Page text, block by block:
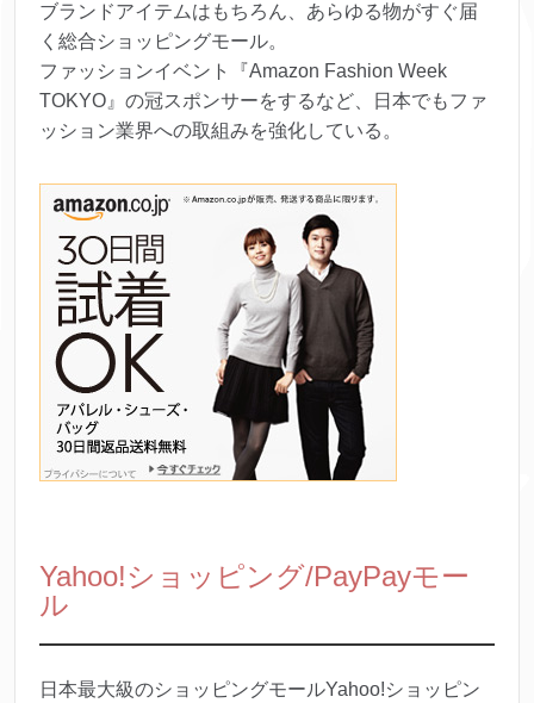
ブランドアイテムはもちろん、あらゆる物がすぐ届
く総合ショッピングモール。
ファッションイベント『Amazon Fashion Week
TOKYO』の冠スポンサーをするなど、日本でもファ
ッション業界への取組みを強化している。
Yahoo!ショッピング/PayPayモー
ル
日本最大級のショッピングモールYahoo!ショッピン